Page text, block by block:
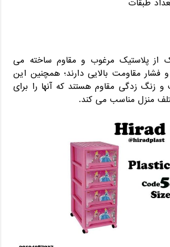
طبقات
از پلاستیک مرغوب و مقاوم ساخته می
فشار مقاومت بالایی دارند؛ همچنین این
و زنگ زدگی مقاوم هستند که آنها را برای
منزل مناسب می کند.